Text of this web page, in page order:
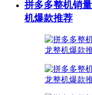
拼多多整机销
机爆款推荐